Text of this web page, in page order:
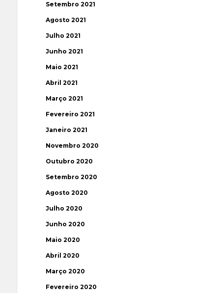
Setembro 2021
Agosto 2021
Julho 2021
Junho 2021
Maio 2021
Abril 2021
Março 2021
Fevereiro 2021
Janeiro 2021
Novembro 2020
Outubro 2020
Setembro 2020
Agosto 2020
Julho 2020
Junho 2020
Maio 2020
Abril 2020
Março 2020
Fevereiro 2020